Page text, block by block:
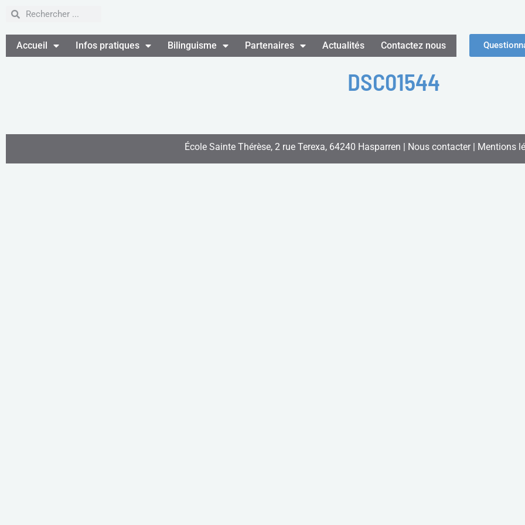
Accueil Infos pratiques Bilinguisme Partenaires Actualités Contactez nous
DSC01544
École Sainte Thérèse, 2 rue Terexa, 64240 Hasparren | Nous contacter | Mentions